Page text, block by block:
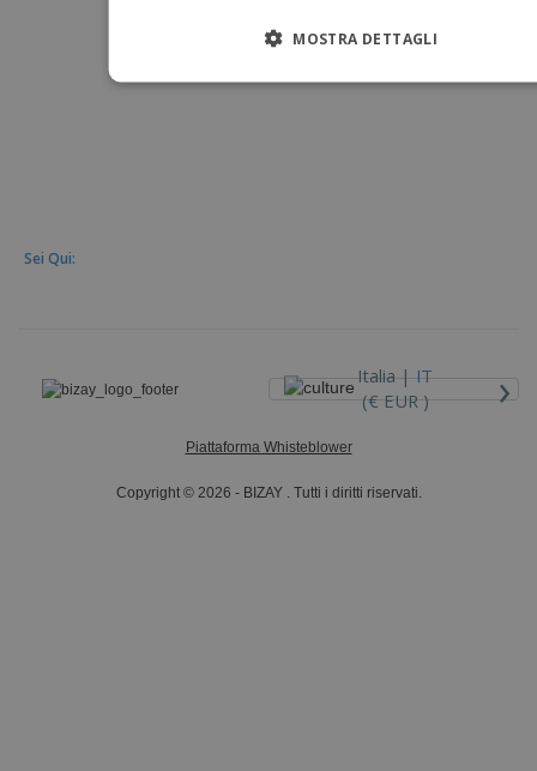
Sei Qui:
Italia |IT
(€ EUR )
›
Piattaforma Whisteblower
Copyright © 2026 - BIZAY . Tutti i diritti riservati.
MOSTRA DETTAGLI